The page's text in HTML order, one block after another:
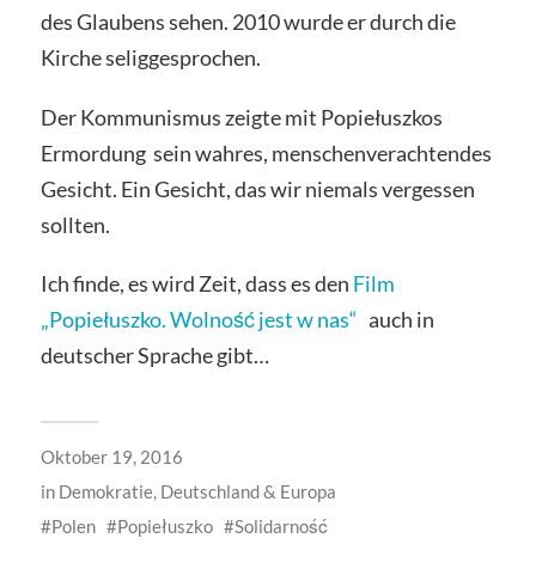
des Glaubens sehen. 2010 wurde er durch die
Kirche seliggesprochen.
Der Kommunismus zeigte mit Popiełuszkos
Ermordung sein wahres, menschenverachtendes
Gesicht. Ein Gesicht, das wir niemals vergessen
sollten.
Ich finde, es wird Zeit, dass es den Film
„Popiełuszko. Wolność jest w nas“ auch in
deutscher Sprache gibt…
Oktober 19, 2016
in Demokratie, Deutschland & Europa
Polen
Popiełuszko Solidarność